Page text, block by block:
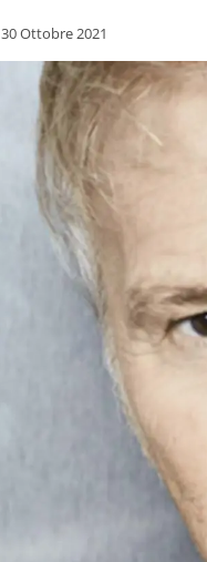
30 Ottobre 2021